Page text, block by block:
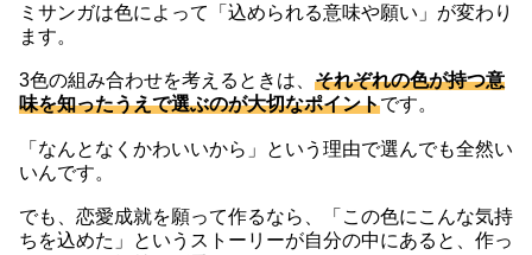
ミサンガは色によって「込められる意味や願い」が変わり
ます。
3色の組み合わせを考えるときは、 それぞれの色が持つ意
味を知ったうえで選ぶのが大切なポイントです。
「なんとなくかわいいから」という理由で選んでも全然い
いんです。
でも、恋愛成就を願って作るなら、「この色にこんな気持
ちを込めた」というストーリーが自分の中にあると、作っ